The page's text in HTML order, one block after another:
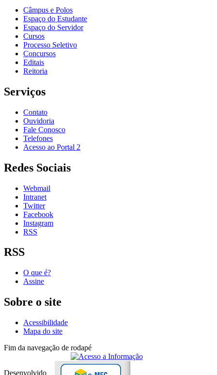
Câmpus e Polos
Espaço do Estudante
Espaço do Servidor
Cursos
Processo Seletivo
Concursos
Editais
Reitoria
Serviços
Contato
Ouvidoria
Fale Conosco
Telefones
Acesso ao Portal 2
Redes Sociais
Webmail
Intranet
Twitter
Facebook
Instagram
RSS
RSS
O que é?
Assine
Sobre o site
Acessibilidade
Mapa do site
Fim da navegação de rodapé
Desenvolvido